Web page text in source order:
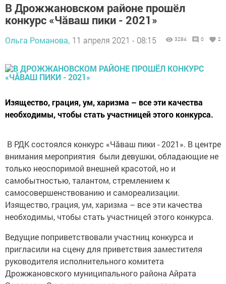
В Дрожжановском районе прошёл
конкурс «Чăваш пики - 2021»
Ольга Романова, 11 апреля 2021 - 08:15 3284 0 2
Изящество, грация, ум, харизма – все эти качества
необходимы, чтобы стать участницей этого конкурса.
В РДК состоялся конкурс «Чăваш пики - 2021». В центре
внимания мероприятия были девушки, обладающие не
только неоспоримой внешней красотой, но и
самобытностью, талантом, стремлением к
самосовершенствованию и самореализации.
Изящество, грация, ум, харизма – все эти качества
необходимы, чтобы стать участницей этого конкурса.
Ведущие поприветствовали участниц конкурса и
пригласили на сцену для приветствия заместителя
руководителя исполнительного комитета
Дрожжановского муниципального района Айрата